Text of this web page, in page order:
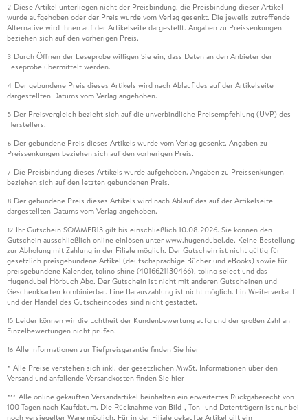
2 Diese Artikel unterliegen nicht der Preisbindung, die Preisbindung dieser Artikel
wurde aufgehoben oder der Preis wurde vom Verlag gesenkt. Die jeweils zutreffende
Alternative wird Ihnen auf der Artikelseite dargestellt. Angaben zu Preissenkungen
beziehen sich auf den vorherigen Preis.
3 Durch Öffnen der Leseprobe willigen Sie ein, dass Daten an den Anbieter der
Leseprobe übermittelt werden.
4 Der gebundene Preis dieses Artikels wird nach Ablauf des auf der Artikelseite
dargestellten Datums vom Verlag angehoben.
5 Der Preisvergleich bezieht sich auf die unverbindliche Preisempfehlung (UVP) des
Herstellers.
6 Der gebundene Preis dieses Artikels wurde vom Verlag gesenkt. Angaben zu
Preissenkungen beziehen sich auf den vorherigen Preis.
7 Die Preisbindung dieses Artikels wurde aufgehoben. Angaben zu Preissenkungen
beziehen sich auf den letzten gebundenen Preis.
8 Der gebundene Preis dieses Artikels wird nach Ablauf des auf der Artikelseite
dargestellten Datums vom Verlag angehoben.
12 Ihr Gutschein SOMMER13 gilt bis einschließlich 10.08.2026. Sie können den
Gutschein ausschließlich online einlösen unter www.hugendubel.de. Keine Bestellung
zur Abholung mit Zahlung in der Filiale möglich. Der Gutschein ist nicht gültig für
gesetzlich preisgebundene Artikel (deutschsprachige Bücher und eBooks) sowie für
preisgebundene Kalender, tolino shine (4016621130466), tolino select und das
Hugendubel Hörbuch Abo. Der Gutschein ist nicht mit anderen Gutscheinen und
Geschenkkarten kombinierbar. Eine Barauszahlung ist nicht möglich. Ein Weiterverkauf
und der Handel des Gutscheincodes sind nicht gestattet.
15 Leider können wir die Echtheit der Kundenbewertung aufgrund der großen Zahl an
Einzelbewertungen nicht prüfen.
16 Alle Informationen zur Tiefpreisgarantie finden Sie hier
* Alle Preise verstehen sich inkl. der gesetzlichen MwSt. Informationen über den
Versand und anfallende Versandkosten finden Sie hier
*** Alle online gekauften Versandartikel beinhalten ein erweitertes Rückgaberecht von
100 Tagen nach Kaufdatum. Die Rücknahme von Bild-, Ton- und Datenträgern ist nur bei
noch versiegelter Ware möglich. Für in der Filiale gekaufte Artikel gilt ein